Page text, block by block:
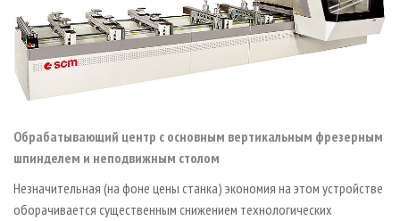
Обрабатывающий центр с основным вертикальным фрезерным
шпинделем и неподвижным столом
Незначительная (на фоне цены станка) экономия на этом устройстве
оборачивается существенным снижением технологических